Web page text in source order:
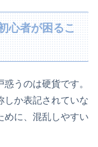
心者が困るこ
うのは硬貨です。
しか表記されていな
めに、混乱しやすい